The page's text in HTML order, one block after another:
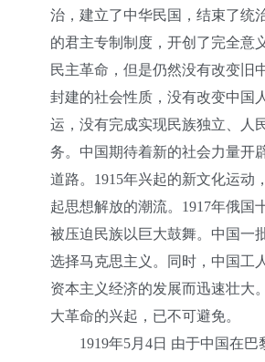
治，建立了中华民国，结束了统
的君主专制制度，开创了完全意
民主革命，但是仍然没有改变旧
封建的社会性质，没有改变中国
运，没有完成实现民族独立、人
务。中国期待着新的社会力量开
道路。1915年兴起的新文化运动
起思想解放的潮流。1917年俄国
被压迫民族以巨大鼓舞。中国一
选择马克思主义。同时，中国工
资本主义经济的发展而迅速壮大
大革命的兴起，已不可避免。
1919年5月4日 由于中国在巴